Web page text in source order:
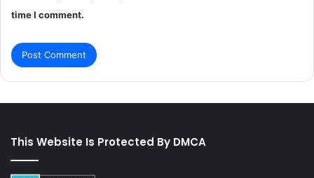
time I comment.
This Website Is Protected By DMCA